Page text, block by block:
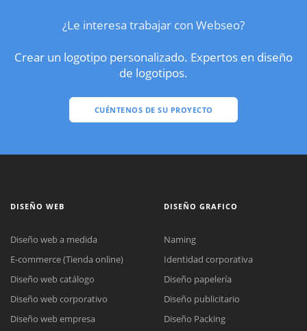
¿Le interesa trabajar con Webseo?
Crear un logotipo personalizado. Expertos en diseño
de logotipos.
CUÉNTENOS DE SU PROYECTO
DISEÑO WEB
Diseño web a medida
E-commerce (Tienda online)
Diseño web catálogo
Diseño web corporativo
Diseño web empresa
DISEÑO GRAFICO
Naming
Identidad corporativa
Diseño papelería
Diseño publicitario
Diseño Packing